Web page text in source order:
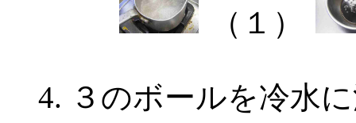
（１）
３のボールを冷水